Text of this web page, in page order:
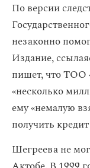
По версии
незаконно
Издание,
пишет, что ТОО
«несколько
ему «немалую
получить
Шегреева не